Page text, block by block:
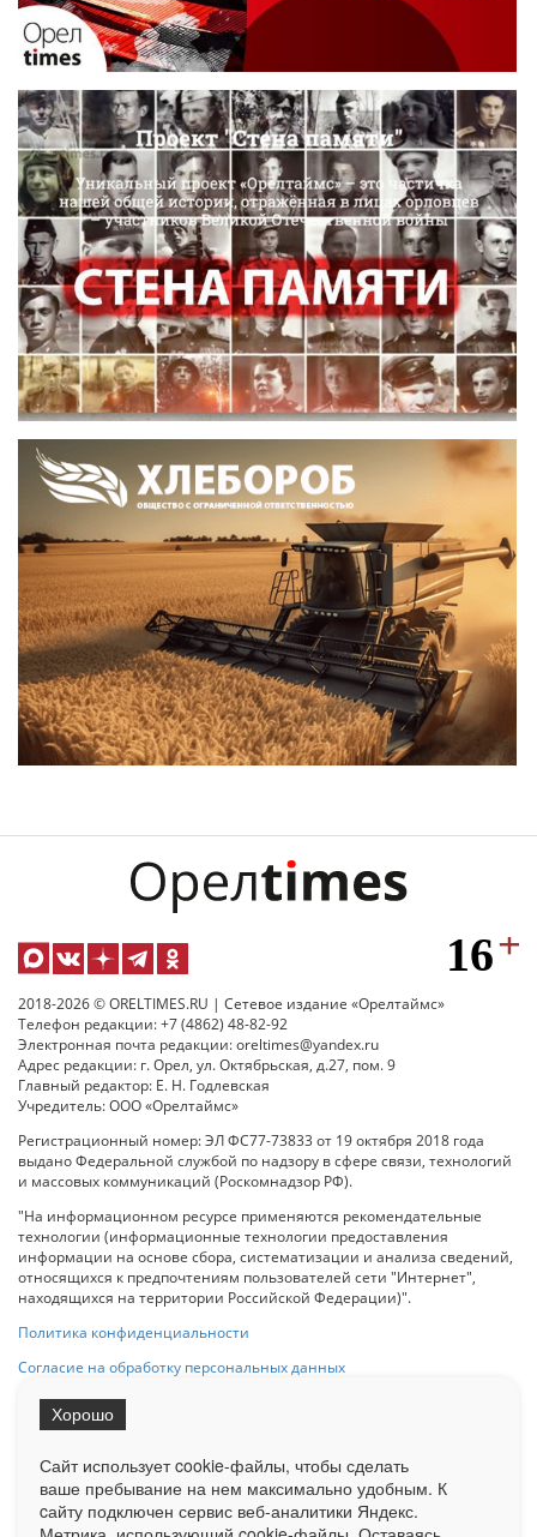
2018-2026 © ORELTIMES.RU | Сетевое издание «Орелтаймс»
Телефон редакции: +7 (4862) 48-82-92
Электронная почта редакции: oreltimes@yandex.ru
Адрес редакции: г. Орел, ул. Октябрьская, д.27, пом. 9
Главный редактор: Е. Н. Годлевская
Учредитель: ООО «Орелтаймс»
Регистрационный номер: ЭЛ ФС77-73833 от 19 октября 2018 года
выдано Федеральной службой по надзору в сфере связи, технологий
и массовых коммуникаций (Роскомнадзор РФ).
"На информационном ресурсе применяются рекомендательные
технологии (информационные технологии предоставления
информации на основе сбора, систематизации и анализа сведений,
относящихся к предпочтениям пользователей сети "Интернет",
находящихся на территории Российской Федерации)".
Политика конфиденциальности
Согласие на обработку персональных данных
При использовании любого материала с данного сайта гипер-ссылка
на Сетевое издание «ОрелТаймс» обязательна.
Ограниченная статистика посещаемости доступна на сайте
Сайт использует cookie-файлы, чтобы сделать
ваше пребывание на нем максимально удобным. К
cайту подключен сервис веб-аналитики Яндекс.
Хорошо